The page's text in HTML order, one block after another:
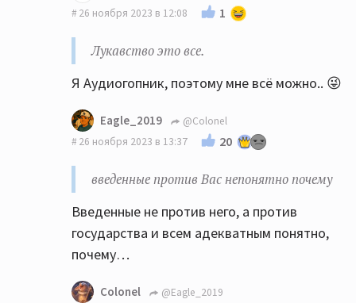
26 ноября 2023 в 12:08
1
Лукавство это все.
Я Аудиогопник, поэтому мне всё можно.. 😜
Eagle_2019
@Colonel
26 ноября 2023 в 13:37
20
введенные против Вас непонятно почему
Введенные не против него, а против
государства и всем адекватным понятно,
почему…
Colonel
@Eagle_2019